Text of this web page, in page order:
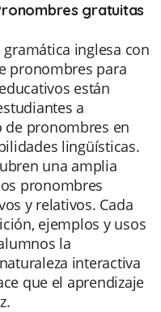
gratuitas
inglesa con
pronombres para
están
a
pronombres en
lingüísticas.
una amplia
pronombres
y relativos. Cada
ejemplos y usos
la
interactiva
que el aprendizaje